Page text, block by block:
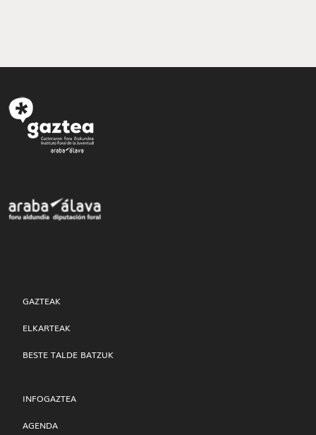
GAZTEAK
ELKARTEAK
BESTE TALDE BATZUK
INFOGAZTEA
AGENDA